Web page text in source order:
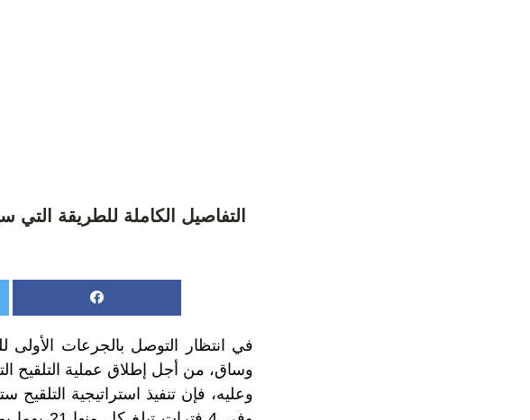
التفاصيل الكاملة للطريقة التي
وساق، من أجل إطلاق عملية التلقيح